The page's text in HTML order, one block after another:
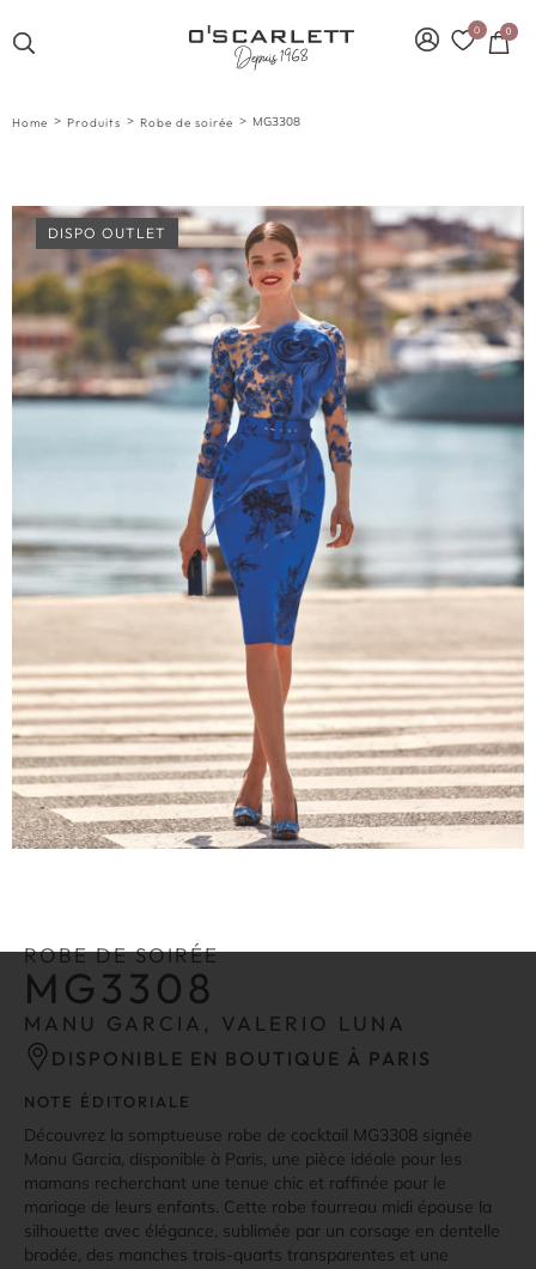
0 0
Home > Produits > Robe de soirée > MG3308
DISPO OUTLET
ROBE DE SOIRÉE
MG3308
MANU GARCIA, VALERIO LUNA
DISPONIBLE EN BOUTIQUE À PARIS
NOTE ÉDITORIALE
Découvrez la somptueuse robe de cocktail MG3308 signée
Manu Garcia, disponible à Paris, une pièce idéale pour les
mamans recherchant une tenue chic et raffinée pour le
mariage de leurs enfants. Cette robe fourreau midi épouse la
silhouette avec élégance, sublimée par un corsage en dentelle
brodée, des manches trois-quarts transparentes et une